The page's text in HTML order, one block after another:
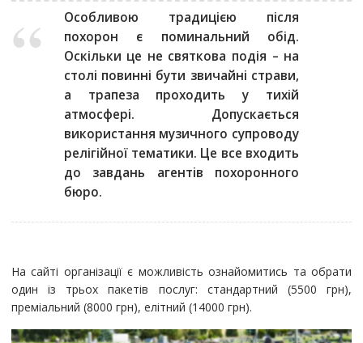
Особливою традицією після
похорон є поминальний обід.
Оскільки це не святкова подія – на
столі повинні бути звичайні страви,
а трапеза проходить у тихій
атмосфері. Допускається
використання музичного супроводу
релігійної тематики. Це все входить
до завдань агентів похоронного
бюро.
На сайті організації є можливість ознайомитись та обрати
один із трьох пакетів послуг: стандартний (5500 грн),
преміальний (8000 грн), елітний (14000 грн).